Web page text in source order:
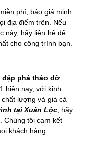
phí, báo giá minh
địa điểm trên. Nếu
này, hãy liên hệ để
cho công trình bạn.
phá tháo dỡ
hiện nay, với kinh
lượng và giá cả
tại Xuân Lộc , hãy
Chúng tôi cam kết
khách hàng.